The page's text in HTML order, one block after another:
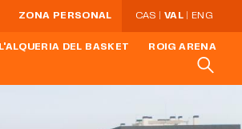
ZONA PERSONAL CAS VAL ENG
L'ALQUERIA DEL BASKET ROIG ARENA